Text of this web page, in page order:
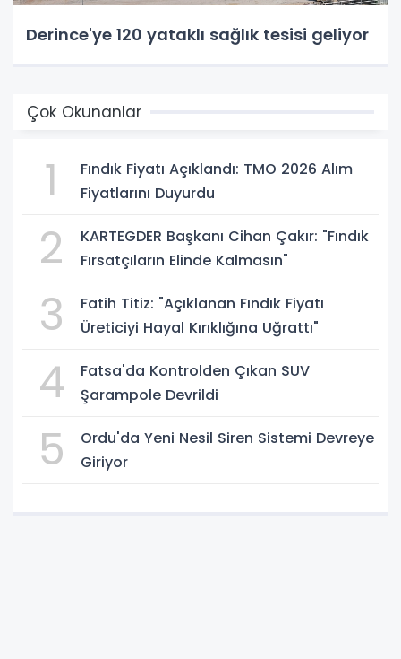
Derince'ye 120 yataklı sağlık tesisi geliyor
Çok Okunanlar
1
Fındık Fiyatı Açıklandı: TMO 2026 Alım
Fiyatlarını Duyurdu
2
KARTEGDER Başkanı Cihan Çakır: "Fındık
Fırsatçıların Elinde Kalmasın"
3
Fatih Titiz: "Açıklanan Fındık Fiyatı
Üreticiyi Hayal Kırıklığına Uğrattı"
4
Fatsa'da Kontrolden Çıkan SUV
Şarampole Devrildi
5
Ordu'da Yeni Nesil Siren Sistemi Devreye
Giriyor